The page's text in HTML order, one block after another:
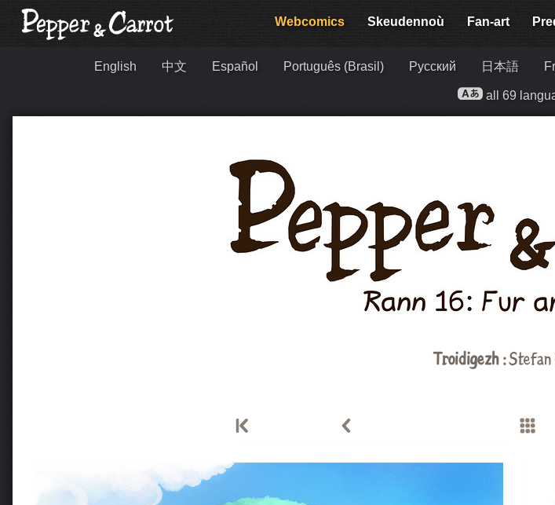
Webcomics Skeudennoù Fan-art
English 中文 Español Português (Brasil) Русский 日本語
all 69
Troidigezh :Stefan